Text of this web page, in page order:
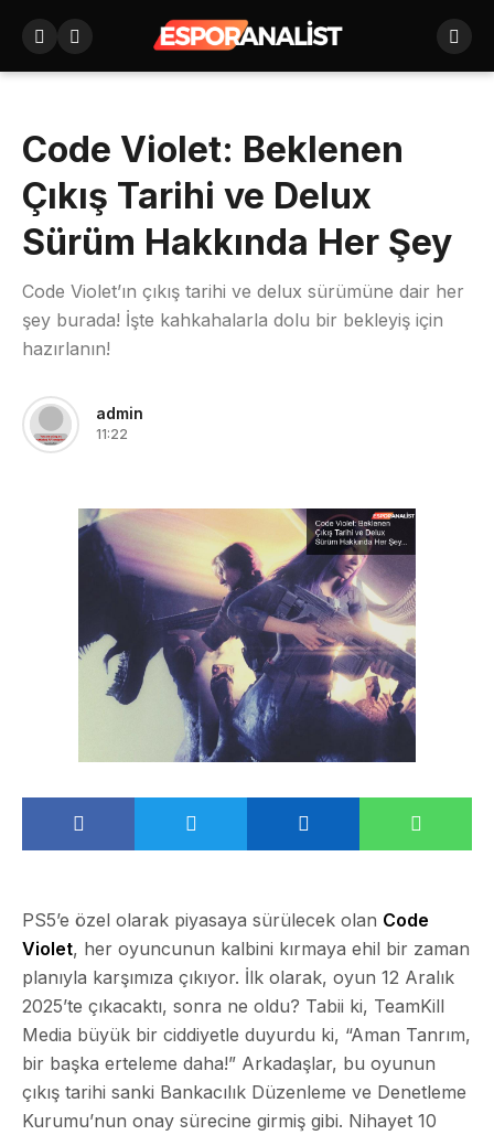
Code Violet: Beklenen
Çıkış Tarihi ve Delux
Sürüm Hakkında Her Şey
Code Violet’ın çıkış tarihi ve delux sürümüne dair her
şey burada! İşte kahkahalarla dolu bir bekleyiş için
hazırlanın!
admin
11:22
PS5’e özel olarak piyasaya sürülecek olan Code
Violet, her oyuncunun kalbini kırmaya ehil bir zaman
planıyla karşımıza çıkıyor. İlk olarak, oyun 12 Aralık
2025’te çıkacaktı, sonra ne oldu? Tabii ki, TeamKill
Media büyük bir ciddiyetle duyurdu ki, “Aman Tanrım,
bir başka erteleme daha!” Arkadaşlar, bu oyunun
çıkış tarihi sanki Bankacılık Düzenleme ve Denetleme
Kurumu’nun onay sürecine girmiş gibi. Nihayet 10